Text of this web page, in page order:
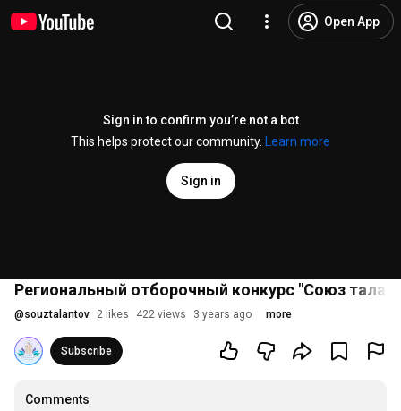
Open App
Sign in to confirm you’re not a bot
This helps protect our community.
Learn more
Sign in
Региональный отборочный конкурс "Союз
@souztalantov 2 likes 422 views 3 years ago more
Subscribe
Comments